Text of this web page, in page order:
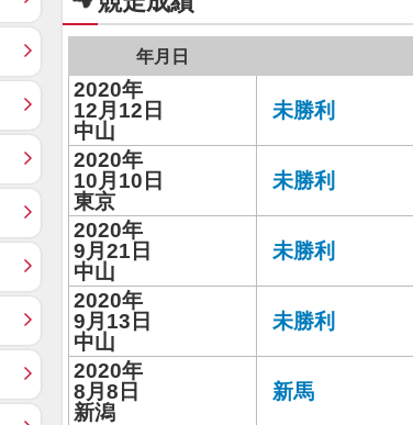
年月日
2020年
12月12日
中山
未勝利
2020年
10月10日
東京
未勝利
2020年
9月21日
中山
未勝利
2020年
9月13日
中山
未勝利
2020年
8月8日
新潟
新馬